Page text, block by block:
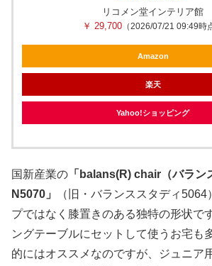
リコメン堂インテリア館
￥ 29,700（2026/07/21 09:49時
Amazon
楽天
Yahoo!ショッピング
国新産業の 「balans(R) chair（バラン
N5070」
（旧・バランススタディ
プではなく膝置きのある独特の形状で
ングテーブルにセットして使うお宅も
的にはオススメなのですが、ジュニア